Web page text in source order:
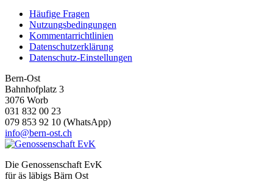
Häufige Fragen
Nutzungsbedingungen
Kommentarrichtlinien
Datenschutzerklärung
Datenschutz-Einstellungen
Bern-Ost
Bahnhofplatz 3
3076 Worb
031 832 00 23
079 853 92 10 (WhatsApp)
info@bern-ost.ch
Die Genossenschaft EvK
für äs läbigs Bärn Ost